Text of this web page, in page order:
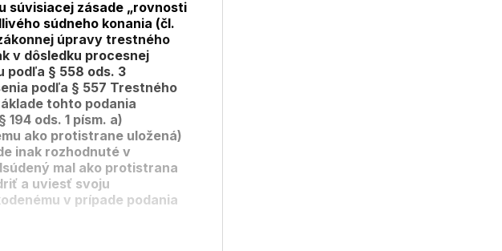
súvisiacej zásade „rovnosti
súdneho konania (čl.
úpravy trestného
v dôsledku procesnej
podľa § 558 ods. 3
podľa § 557 Trestného
tohto podania
ods. 1 písm. a)
ako protistrane uložená)
inak rozhodnuté v
mal ako protistrana
a uviesť svoju
v prípade podania